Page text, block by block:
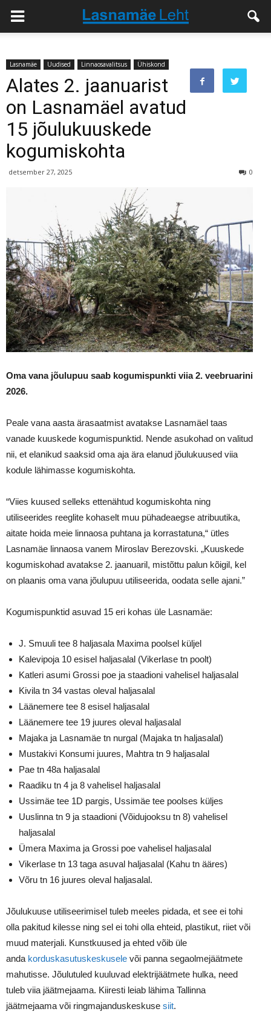
Lasnamäe Uudised Linnaosavalitsus Ühiskond
Alates 2. jaanuarist
on Lasnamäel avatud
15 jõulukuuskede
kogumiskohta
detsember 27, 2025 0
Oma vana jõulupuu saab kogumispunkti viia 2. veebruarini
2026.
Peale vana aasta ärasaatmist avatakse Lasnamäel taas
vanade kuuskede kogumispunktid. Nende asukohad on valitud
nii, et elanikud saaksid oma aja ära elanud jõulukuused viia
kodule lähimasse kogumiskohta.
“Viies kuused selleks ettenähtud kogumiskohta ning
utiliseerides reeglite kohaselt muu pühadeaegse atribuutika,
aitate hoida meie linnaosa puhtana ja korrastatuna,“ ütles
Lasnamäe linnaosa vanem Miroslav Berezovski. „Kuuskede
kogumiskohad avatakse 2. jaanuaril, mistõttu palun kõigil, kel
on plaanis oma vana jõulupuu utiliseerida, oodata selle ajani.”
Kogumispunktid asuvad 15 eri kohas üle Lasnamäe:
J. Smuuli tee 8 haljasala Maxima poolsel küljel
Kalevipoja 10 esisel haljasalal (Vikerlase tn poolt)
Katleri asumi Grossi poe ja staadioni vahelisel haljasalal
Kivila tn 34 vastas oleval haljasalal
Läänemere tee 8 esisel haljasalal
Läänemere tee 19 juures oleval haljasalal
Majaka ja Lasnamäe tn nurgal (Majaka tn haljasalal)
Mustakivi Konsumi juures, Mahtra tn 9 haljasalal
Pae tn 48a haljasalal
Raadiku tn 4 ja 8 vahelisel haljasalal
Ussimäe tee 1D pargis, Ussimäe tee poolses küljes
Uuslinna tn 9 ja staadioni (Võidujooksu tn 8) vahelisel
haljasalal
Ümera Maxima ja Grossi poe vahelisel haljasalal
Vikerlase tn 13 taga asuval haljasalal (Kahu tn ääres)
Võru tn 16 juures oleval haljasalal.
Jõulukuuse utiliseerimisel tuleb meeles pidada, et see ei tohi
olla pakitud kilesse ning sel ei tohi olla ehteid, plastikut, riiet või
muud materjali. Kunstkuused ja ehted võib üle
anda korduskasutuskeskusele või panna segaolmejäätmete
mahutisse. Jõulutuled kuuluvad elektrijäätmete hulka, need
tuleb viia jäätmejaama. Kiiresti leiab lähima Tallinna
jäätmejaama või ringmajanduskeskuse siit.